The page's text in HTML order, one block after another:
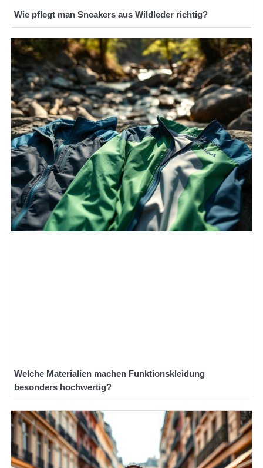
Wie pflegt man Sneakers aus Wildleder richtig?
Welche Materialien machen Funktionskleidung
besonders hochwertig?